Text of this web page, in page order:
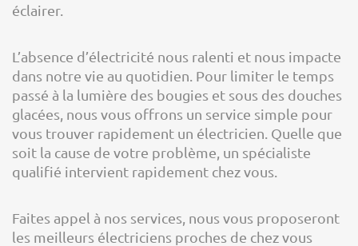
éclairer.
L’absence d’électricité nous ralenti et nous impacte
dans notre vie au quotidien. Pour limiter le temps
passé à la lumière des bougies et sous des douches
glacées, nous vous offrons un service simple pour
vous trouver rapidement un électricien. Quelle que
soit la cause de votre problème, un spécialiste
qualifié intervient rapidement chez vous.
Faites appel à nos services, nous vous proposeront
les meilleurs électriciens proches de chez vous